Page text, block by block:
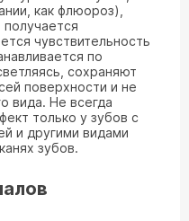
как флюороз),
получается
чувствительность
по
сохраняют
поверхности и не
вида. Не всегда
только у зубов с
и другими видами
зубов.